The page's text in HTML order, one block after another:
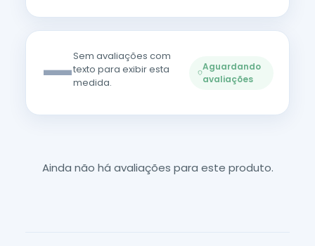
—Sem avaliações com
texto para exibir esta
medida.
Aguardando
avaliações
Ainda não há avaliações para este produto.